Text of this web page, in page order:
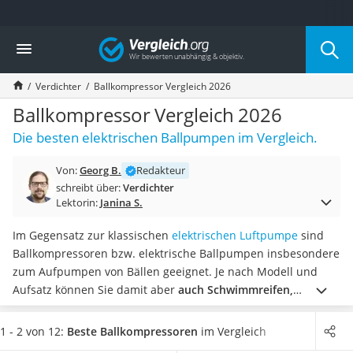
Die beliebtesten Vergleiche nach Kategorie
Baumarkt
Tresor feuerfest
Makita-Akku-Rasenmäher
Kappsäge
Smartes Türschloss
Akku-Rasentrimmer
Feuchtigkeitsmessgerät
Split-Klimaanlage 2 Innengeräte
Pelletofen
Tiefbrunnenpumpe
Fliesenschneider
Hochdruckreiniger
Doppelschleifer
Überwachungskamera
Benzinrasenmäher mit Elektrostart
Vergleich
Verdichter Ballkompressor Vergleich 2026
Ballkompressor Vergleich 2026
Die besten elektrischen Ballpumpen im Vergleich.
Von:Georg B.
Redakteur
schreibt über:Verdichter
Lektorin: Janina S.
Im Gegensatz zur klassischen elektrischen Luftpumpe sind
Ballkompressoren bzw. elektrische Ballpumpen insbesondere
zum Aufpumpen von Bällen geeignet. Je nach Modell und
Aufsatz können Sie damit aber auch Schwimmreifen,
Luftmatratzen oder Fahrradreifenaufblasen. Selbst
Autoreifen sind für einige Kompressoren laut diversen
1 - 2 von 12: Beste Ballkompressoren im Vergleich